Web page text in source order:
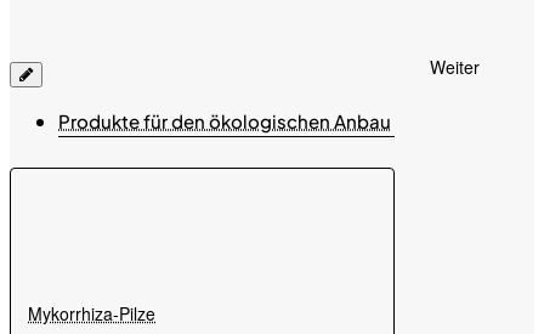
Weiter
Produkte für den ökologischen Anbau
Mykorrhiza-Pilze